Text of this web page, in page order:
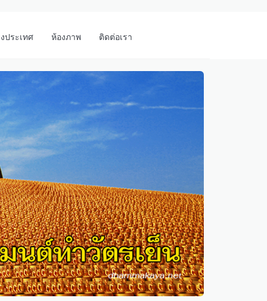
ประเทศ ห้องภาพ ติดต่อเรา